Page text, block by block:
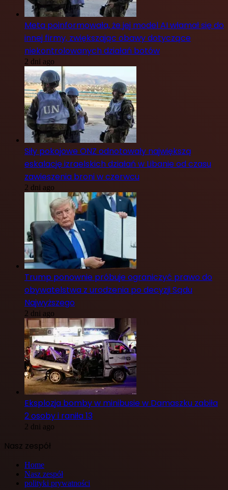
Meta poinformowała, że jej model AI włamał się do
innej firmy, zwiększając obawy dotyczące
niekontrolowanych działań botów
2 dni ago
Siły pokojowe ONZ odnotowały największą
eskalację izraelskich działań w Libanie od czasu
zawieszenia broni w czerwcu
2 dni ago
Trump ponownie próbuje ograniczyć prawo do
obywatelstwa z urodzenia po decyzji Sądu
Najwyższego
2 dni ago
Eksplozja bomby w minibusie w Damaszku zabiła
2 osoby i raniła 13
2 dni ago
Nasz zespół
Home
Nasz zespół
polityki prywatności